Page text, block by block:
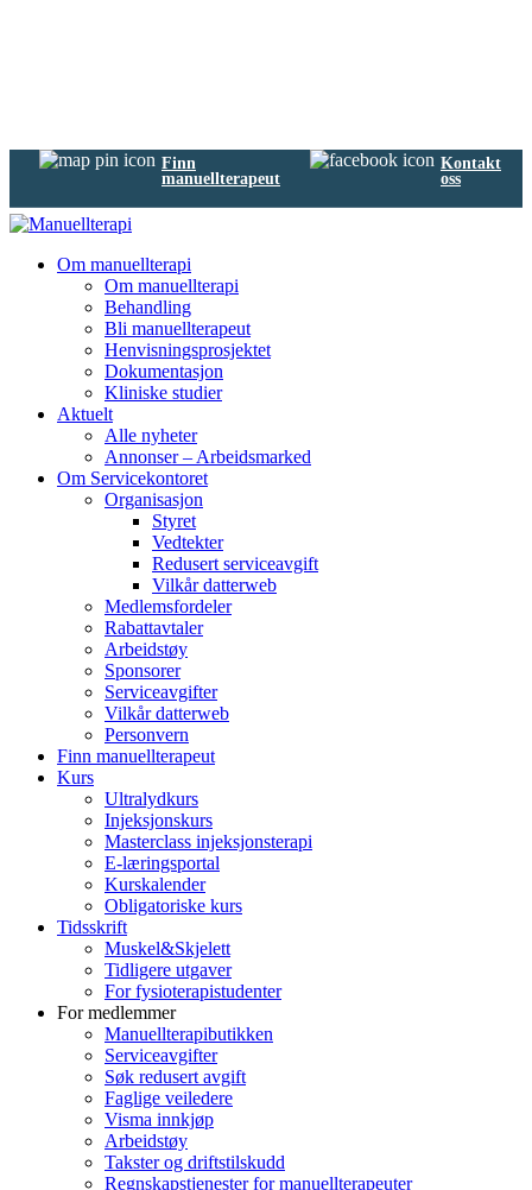
Finn
manuellterapeut
Kontakt
oss
Om manuellterapi
Om manuellterapi
Behandling
Bli manuellterapeut
Henvisningsprosjektet
Dokumentasjon
Kliniske studier
Aktuelt
Alle nyheter
Annonser – Arbeidsmarked
Om Servicekontoret
Organisasjon
Styret
Vedtekter
Redusert serviceavgift
Vilkår datterweb
Medlemsfordeler
Rabattavtaler
Arbeidstøy
Sponsorer
Serviceavgifter
Vilkår datterweb
Personvern
Finn manuellterapeut
Kurs
Ultralydkurs
Injeksjonskurs
Masterclass injeksjonsterapi
E-læringsportal
Kurskalender
Obligatoriske kurs
Tidsskrift
Muskel&Skjelett
Tidligere utgaver
For fysioterapistudenter
For medlemmer
Manuellterapibutikken
Serviceavgifter
Søk redusert avgift
Faglige veiledere
Visma innkjøp
Arbeidstøy
Takster og driftstilskudd
Regnskapstjenester for manuellterapeuter